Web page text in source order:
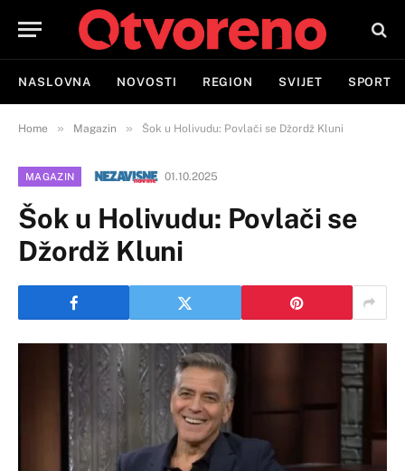
NASLOVNA NOVOSTI REGION SVIJET SPORT
Home » Magazin » Šok u Holivudu: Povlači se Džordž Kluni
MAGAZIN 01.10.2025
Šok u Holivudu: Povlači se
Džordž Kluni